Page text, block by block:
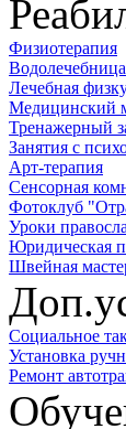
Физиотерапия
Водолечебница
Лечебная
Медицинский
Тренажерный
Занятия с
Арт-терапия
Сенсорная
Фотоклуб
Уроки
Юридическая
Швейная
Социальное
Установка
Ремонт